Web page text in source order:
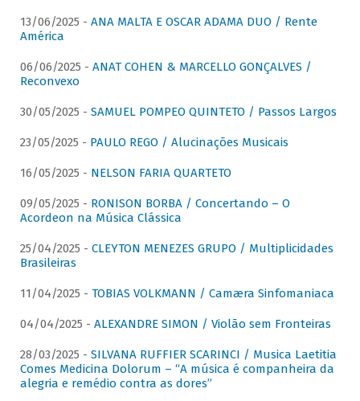
13/06/2025 - ANA MALTA E OSCAR ADAMA DUO / Rente
América
06/06/2025 - ANAT COHEN & MARCELLO GONÇALVES /
Reconvexo
30/05/2025 - SAMUEL POMPEO QUINTETO / Passos Largos
23/05/2025 - PAULO REGO / Alucinações Musicais
16/05/2025 - NELSON FARIA QUARTETO
09/05/2025 - RONISON BORBA / Concertando – O
Acordeon na Música Clássica
25/04/2025 - CLEYTON MENEZES GRUPO / Multiplicidades
Brasileiras
11/04/2025 - TOBIAS VOLKMANN / Camæra Sinfomaniaca
04/04/2025 - ALEXANDRE SIMON / Violão sem Fronteiras
28/03/2025 - SILVANA RUFFIER SCARINCI / Musica Laetitia
Comes Medicina Dolorum – “A música é companheira da
alegria e remédio contra as dores”